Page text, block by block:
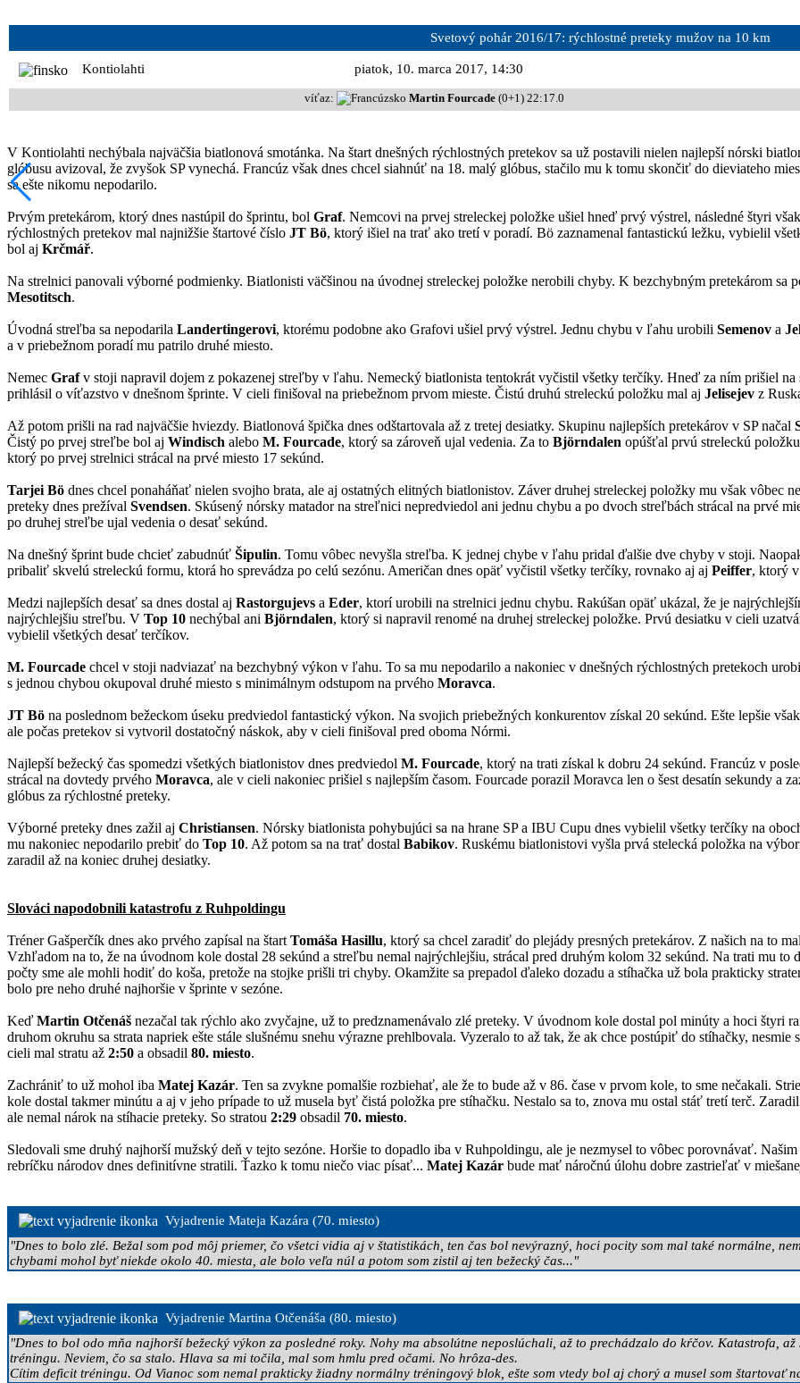
Svetový pohár 2016/17: rýchlostné preteky mužov na 10 km
Kontiolahti piatok, 10. marca 2017, 14:30
víťaz: Martin Fourcade(0+1) 22:17.0
V Kontiolahti nechýbala najväčšia biatlonová smotánka. Na štart dnešných rýchlostných pretekov sa už postavili nielen najlepší nórski
glóbusu avizoval, že zvyšok SP vynechá. Francúz však dnes chcel siahnúť na 18. malý glóbus, stačilo mu k tomu skončiť do dieviateho
sa ešte nikomu nepodarilo.
Prvým pretekárom, ktorý dnes nastúpil do šprintu, bol Graf. Nemcovi na prvej streleckej položke ušiel hneď prvý výstrel, následné štyri
rýchlostných pretekov mal najnižšie štartové číslo JT Bö, ktorý išiel na trať ako tretí v poradí. Bö zaznamenal fantastickú ležku, vybielil
bol aj Krčmář.
Na strelnici panovali výborné podmienky. Biatlonisti väčšinou na úvodnej streleckej položke nerobili chyby. K bezchybným pretekárom sa
Mesotitsch.
Úvodná streľba sa nepodarila Landertingerovi, ktorému podobne ako Grafovi ušiel prvý výstrel. Jednu chybu v ľahu urobili Semenov a
a v priebežnom poradí mu patrilo druhé miesto.
Nemec Grafv stoji napravil dojem z pokazenej streľby v ľahu. Nemecký biatlonista tentokrát vyčistil všetky terčíky. Hneď za ním prišiel
prihlásil o víťazstvo v dnešnom šprinte. V cieli finišoval na priebežnom prvom mieste. Čistú druhú streleckú položku mal aj Jelisejev z
Až potom prišli na rad najväčšie hviezdy. Biatlonová špička dnes odštartovala až z tretej desiatky. Skupinu najlepších pretekárov v SP načal
Čistý po prvej streľbe bol aj Windisch alebo M. Fourcade, ktorý sa zároveň ujal vedenia. Za to Björndalen opúšťal prvú streleckú
ktorý po prvej strelnici strácal na prvé miesto 17 sekúnd.
Tarjei Bö dnes chcel ponaháňať nielen svojho brata, ale aj ostatných elitných biatlonistov. Záver druhej streleckej položky mu však vôbec
preteky dnes prežíval Svendsen. Skúsený nórsky matador na streľnici nepredviedol ani jednu chybu a po dvoch streľbách strácal na prvé
po druhej streľbe ujal vedenia o desať sekúnd.
Na dnešný šprint bude chcieť zabudnúť Šipulin. Tomu vôbec nevyšla streľba. K jednej chybe v ľahu pridal ďalšie dve chyby v stoji.
pribaliť skvelú streleckú formu, ktorá ho sprevádza po celú sezónu. Američan dnes opäť vyčistil všetky terčíky, rovnako aj aj Peiffer, ktorý
Medzi najlepších desať sa dnes dostal aj Rastorgujevs a Eder, ktorí urobili na strelnici jednu chybu. Rakúšan opäť ukázal, že je
najrýchlejšiu streľbu. V Top 10 nechýbal ani Björndalen, ktorý si napravil renomé na druhej streleckej položke. Prvú desiatku v cieli
vybielil všetkých desať terčíkov.
M. Fourcade chcel v stoji nadviazať na bezchybný výkon v ľahu. To sa mu nepodarilo a nakoniec v dnešných rýchlostných pretekoch
s jednou chybou okupoval druhé miesto s minimálnym odstupom na prvého Moravca.
JT Bö na poslednom bežeckom úseku predviedol fantastický výkon. Na svojich priebežných konkurentov získal 20 sekúnd. Ešte lepšie
ale počas pretekov si vytvoril dostatočný náskok, aby v cieli finišoval pred oboma Nórmi.
Najlepší bežecký čas spomedzi všetkých biatlonistov dnes predviedol M. Fourcade, ktorý na trati získal k dobru 24 sekúnd. Francúz v
strácal na dovtedy prvého Moravca, ale v cieli nakoniec prišiel s najlepším časom. Fourcade porazil Moravca len o šest desatín sekundy a
glóbus za rýchlostné preteky.
Výborné preteky dnes zažil aj Christiansen. Nórsky biatlonista pohybujúci sa na hrane SP a IBU Cupu dnes vybielil všetky terčíky na
mu nakoniec nepodarilo prebiť do Top 10. Až potom sa na trať dostal Babikov. Ruskému biatlonistovi vyšla prvá stelecká položka na
zaradil až na koniec druhej desiatky.
Slováci napodobnili katastrofu z Ruhpoldingu
Tréner Gašperčík dnes ako prvého zapísal na štart Tomáša Hasillu, ktorý sa chcel zaradiť do plejády presných pretekárov. Z našich na to
Vzhľadom na to, že na úvodnom kole dostal 28 sekúnd a streľbu nemal najrýchlejšiu, strácal pred druhým kolom 32 sekúnd. Na trati mu to
počty sme ale mohli hodiť do koša, pretože na stojke prišli tri chyby. Okamžite sa prepadol ďaleko dozadu a stíhačka už bola prakticky
bolo pre neho druhé najhoršie v šprinte v sezóne.
Keď Martin Otčenáš nezačal tak rýchlo ako zvyčajne, už to predznamenávalo zlé preteky. V úvodnom kole dostal pol minúty a hoci štyri
druhom okruhu sa strata napriek ešte stále slušnému snehu výrazne prehlbovala. Vyzeralo to až tak, že ak chce postúpiť do stíhačky,
cieli mal stratu až 2:50 a obsadil 80. miesto.
Zachrániť to už mohol iba Matej Kazár. Ten sa zvykne pomalšie rozbiehať, ale že to bude až v 86. čase v prvom kole, to sme nečakali.
kole dostal takmer minútu a aj v jeho prípade to už musela byť čistá položka pre stíhačku. Nestalo sa to, znova mu ostal stáť tretí terč.
ale nemal nárok na stíhacie preteky. So stratou 2:29 obsadil 70. miesto.
Sledovali sme druhý najhorší mužský deň v tejto sezóne. Horšie to dopadlo iba v Ruhpoldingu, ale je nezmysel to vôbec porovnávať.
rebríčku národov dnes definitívne stratili. Ťazko k tomu niečo viac písať... Matej Kazár bude mať náročnú úlohu dobre zastrieľať v
Vyjadrenie Mateja Kazára (70. miesto)
"Dnes to bolo zlé. Bežal som pod môj priemer, čo všetci vidia aj v štatistikách, ten čas bol nevýrazný, hoci pocity som mal také normálne,
chybami mohol byť niekde okolo 40. miesta, ale bolo veľa núl a potom som zistil aj ten bežecký čas..."
Vyjadrenie Martina Otčenáša (80. miesto)
"Dnes to bol odo mňa najhorší bežecký výkon za posledné roky. Nohy ma absolútne neposlúchali, až to prechádzalo do kŕčov. Katastrofa,
tréningu. Neviem, čo sa stalo. Hlava sa mi točila, mal som hmlu pred očami. No hrôza-des.
Cítim deficit tréningu. Od Vianoc som nemal prakticky žiadny normálny tréningový blok, ešte som vtedy bol aj chorý a musel som štartovať